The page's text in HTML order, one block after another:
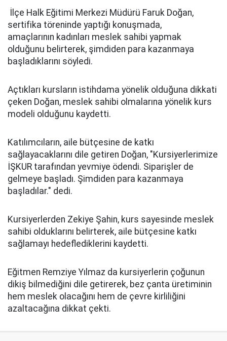
İlçe Halk Eğitimi Merkezi Müdürü Faruk Doğan,
sertifika töreninde yaptığı konuşmada,
amaçlarının kadınları meslek sahibi yapmak
olduğunu belirterek, şimdiden para kazanmaya
başladıklarını söyledi.
Açtıkları kursların istihdama yönelik olduğuna dikkati
çeken Doğan, meslek sahibi olmalarına yönelik kurs
modeli olduğunu kaydetti.
Katılımcıların, aile bütçesine de katkı
sağlayacaklarını dile getiren Doğan, "Kursiyerlerimize
İŞKUR tarafından yevmiye ödendi. Siparişler de
gelmeye başladı. Şimdiden para kazanmaya
başladılar." dedi.
Kursiyerlerden Zekiye Şahin, kurs sayesinde meslek
sahibi olduklarını belirterek, aile bütçesine katkı
sağlamayı hedeflediklerini kaydetti.
Eğitmen Remziye Yılmaz da kursiyerlerin çoğunun
dikiş bilmediğini dile getirerek, bez çanta üretiminin
hem meslek olacağını hem de çevre kirliliğini
azaltacağına dikkat çekti.